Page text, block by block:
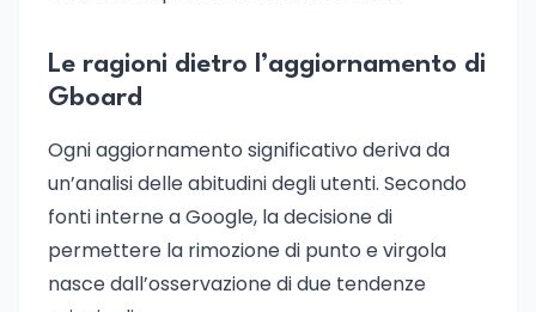
Le ragioni dietro l’aggiornamento di
Gboard
Ogni aggiornamento significativo deriva da
un’analisi delle abitudini degli utenti. Secondo
fonti interne a Google, la decisione di
permettere la rimozione di punto e virgola
nasce dall’osservazione di due tendenze